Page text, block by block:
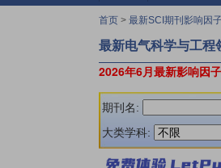
首页 > 最新SCI期刊影响因
最新电气科学与工程
2026年6月最新影响因
期刊名:
大类学科: